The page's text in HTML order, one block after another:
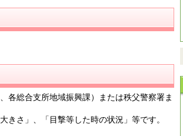
各総合支所地域振興課）または秩父警察署ま
さ」、「目撃等した時の状況」等です。